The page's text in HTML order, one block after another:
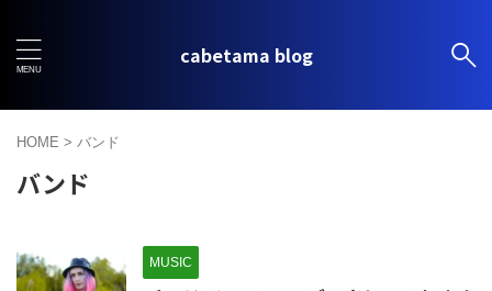
cabetama blog
HOME > バンド
バンド
MUSIC